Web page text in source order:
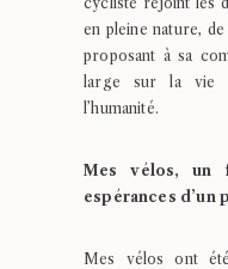
en pleine nature,
proposant à sa
large sur la vie
l’humanité.
Mes vélos, un
espérances d’un
Mes vélos ont